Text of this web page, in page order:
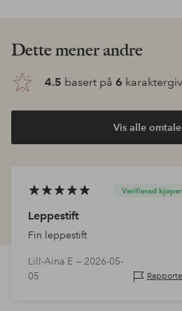
Dette mener andre
4.5 basert på 6
Vis alle
Verifierad
Leppestift
Fin leppestift
Lill-Aina E — 2026-05-
05